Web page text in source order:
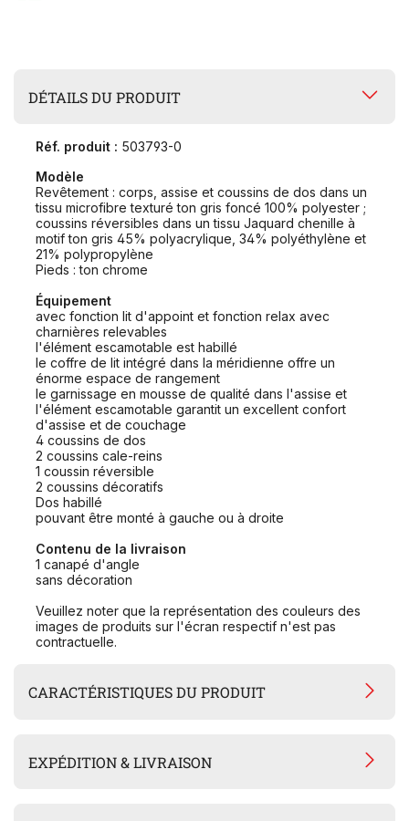
DÉTAILS DU PRODUIT
Réf. produit : 503793-0
Modèle
Revêtement : corps, assise et coussins de dos dans un
tissu microfibre texturé ton gris foncé 100% polyester ;
coussins réversibles dans un tissu Jaquard chenille à
motif ton gris 45% polyacrylique, 34% polyéthylène et
21% polypropylène
Pieds : ton chrome
Équipement
avec fonction lit d'appoint et fonction relax avec
charnières relevables
l'élément escamotable est habillé
le coffre de lit intégré dans la méridienne offre un
énorme espace de rangement
le garnissage en mousse de qualité dans l'assise et
l'élément escamotable garantit un excellent confort
d'assise et de couchage
4 coussins de dos
2 coussins cale-reins
1 coussin réversible
2 coussins décoratifs
Dos habillé
pouvant être monté à gauche ou à droite
Contenu de la livraison
1 canapé d'angle
sans décoration
Veuillez noter que la représentation des couleurs des
images de produits sur l'écran respectif n'est pas
contractuelle.
CARACTÉRISTIQUES DU PRODUIT
EXPÉDITION & LIVRAISON